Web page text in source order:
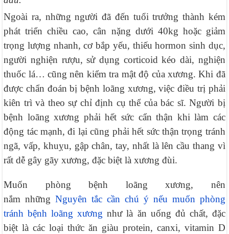
Ngoài ra, những người đã đến tuổi trưởng thành kém
phát triển chiều cao, cân nặng dưới 40kg hoặc giảm
trọng lượng nhanh, cơ bắp yếu, thiếu hormon sinh dục,
người nghiện rượu, sử dụng corticoid kéo dài, nghiện
thuốc lá… cũng nên kiểm tra mật độ của xương. Khi đã
được chẩn đoán bị bệnh loãng xương, việc điều trị phải
kiên trì và theo sự chỉ định cụ thể của bác sĩ. Người bị
bệnh loãng xương phải hết sức cẩn thận khi làm các
động tác mạnh, đi lại cũng phải hết sức thận trọng tránh
ngã, vấp, khuỵu, gập chân, tay, nhất là lên cầu thang vì
rất dễ gây gãy xương, đặc biệt là xương đùi.
Muốn phòng bệnh loãng xương, nên
nắm nhữngNguyên tắc cần chú ý nếu muốn phòng
tránh bệnh loãng xương như là ăn uống đủ chất, đặc
biệt là các loại thức ăn giàu protein, canxi, vitamin D